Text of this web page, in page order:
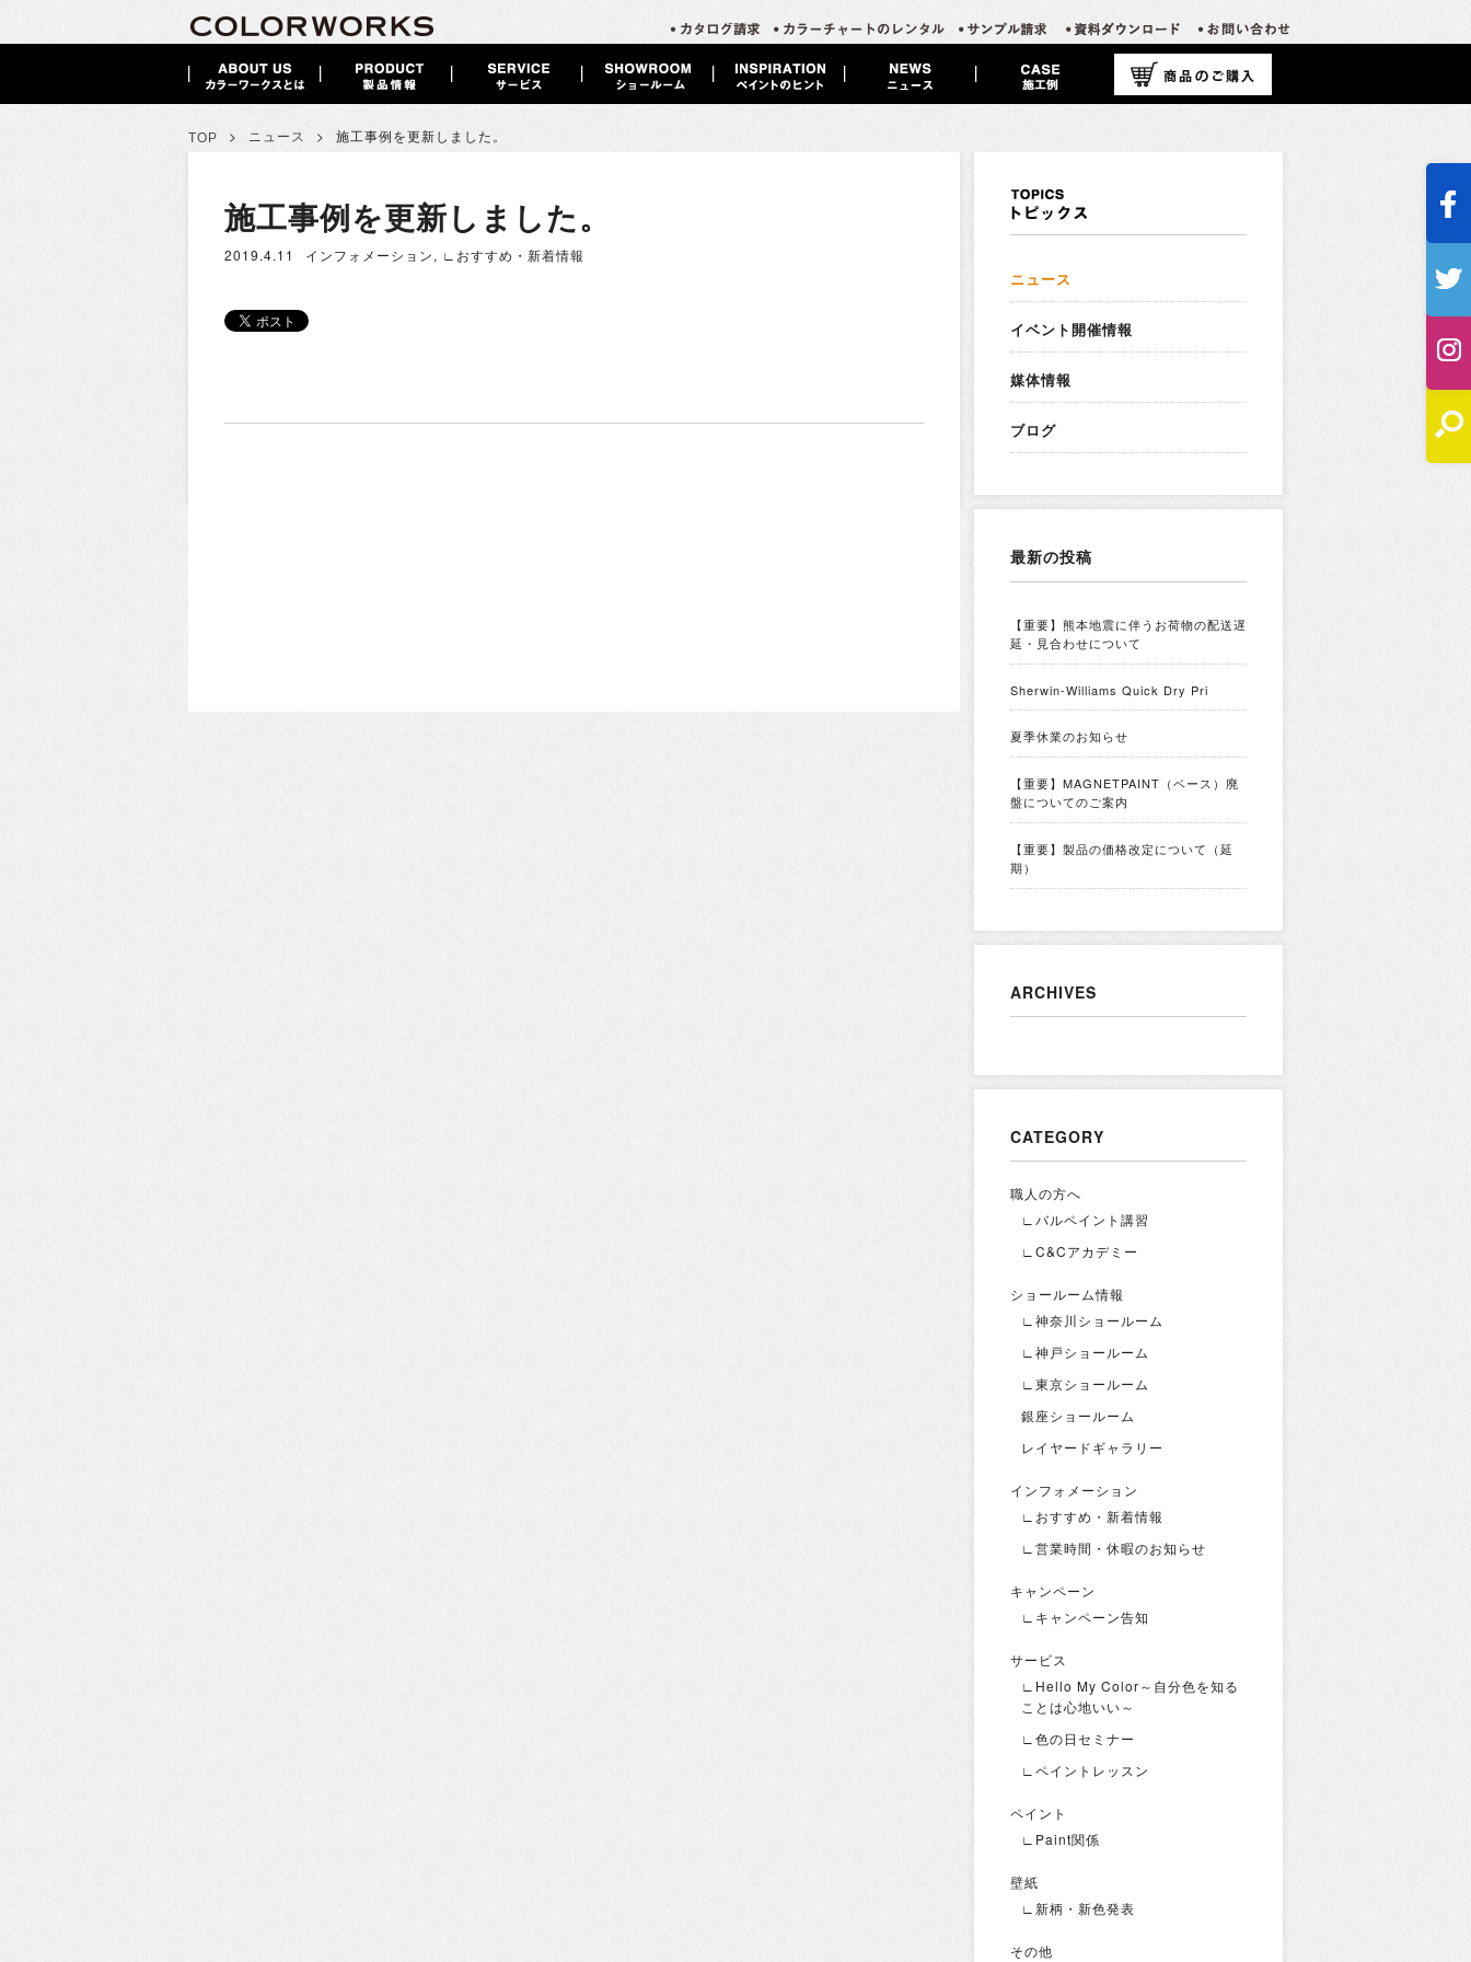
TOP > ニュース > 施工事例を更新しました。
施工事例を更新しました。
2019.4.11 インフォメーション, ∟おすすめ・新着情報
ニュース
イベント開催情報
媒体情報
ブログ
最新の投稿
【重要】熊本地震に伴うお荷物の配送遅
延・見合わせについて
Sherwin-Williams Quick Dry Pri
夏季休業のお知らせ
【重要】MAGNETPAINT（ベース）廃
盤についてのご案内
【重要】製品の価格改定について（延
期）
ARCHIVES
CATEGORY
職人の方へ
∟バルペイント講習
∟C&Cアカデミー
ショールーム情報
∟神奈川ショールーム
∟神戸ショールーム
∟東京ショールーム
銀座ショールーム
レイヤードギャラリー
インフォメーション
∟おすすめ・新着情報
∟営業時間・休暇のお知らせ
キャンペーン
∟キャンペーン告知
サービス
∟Hello My Color～自分色を知る
ことは心地いい～
∟色の日セミナー
∟ペイントレッスン
ペイント
∟Paint関係
壁紙
∟新柄・新色発表
その他